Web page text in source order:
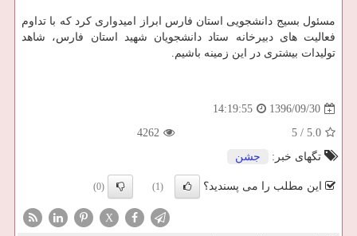
مسئول بسیج دانشجویی استان فارس ابراز امیدواری كرد كه با تداوم
فعالیت های دبیرخانه ستاد دانشجویان شهید استان فارس، شاهد
تولیدات بیشتری در این زمینه باشیم.
1396/09/30
14:19:55
5.0
/
5
4262
تگهای خبر:
جشن
این مطلب را می پسندید؟ (1)
(0)
X